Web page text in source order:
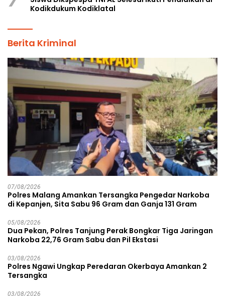
Kodikdukum Kodiklatal
Berita Kriminal
07/08/2026
Polres Malang Amankan Tersangka Pengedar Narkoba
di Kepanjen, Sita Sabu 96 Gram dan Ganja 131 Gram
05/08/2026
Dua Pekan, Polres Tanjung Perak Bongkar Tiga Jaringan
Narkoba 22,76 Gram Sabu dan Pil Ekstasi
03/08/2026
Polres Ngawi Ungkap Peredaran Okerbaya Amankan 2
Tersangka
03/08/2026